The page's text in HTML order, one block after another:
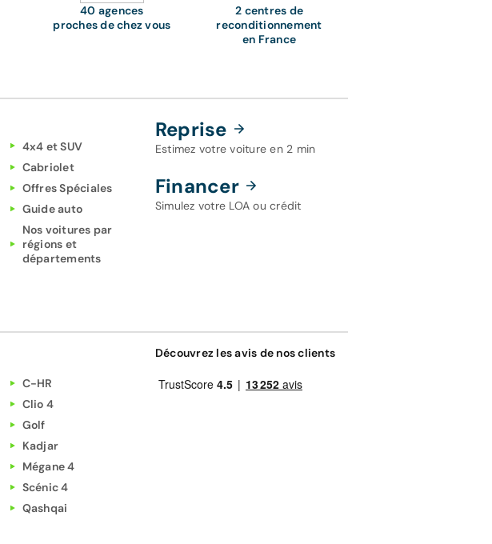
40 agences
proches de chez vous
2 centres de
reconditionnement
en France
4x4 et SUV
Cabriolet
Offres Spéciales
Guide auto
Nos voitures par
régions et
départements
Reprise
Estimez votre voiture en 2 min
Financer
Simulez votre LOA ou crédit
C-HR
Clio 4
Golf
Kadjar
Mégane 4
Scénic 4
Qashqai
Découvrez les avis de nos clients